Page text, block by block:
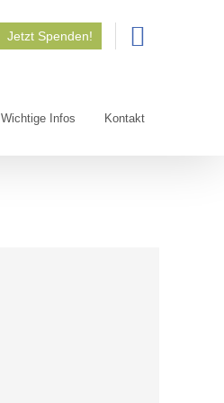
Jetzt Spenden!
Wichtige Infos Kontakt